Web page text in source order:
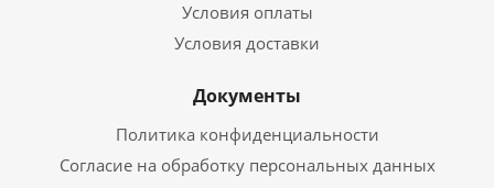
Условия оплаты
Условия доставки
Документы
Политика конфиденциальности
Согласие на обработку персональных данных